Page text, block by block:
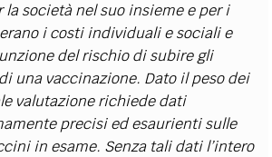
società nel suo insieme e per i
i costi individuali e sociali e
del rischio di subire gli
una vaccinazione. Dato il peso dei
valutazione richiede dati
precisi ed esaurienti sulle
in esame. Senza tali dati l’intero